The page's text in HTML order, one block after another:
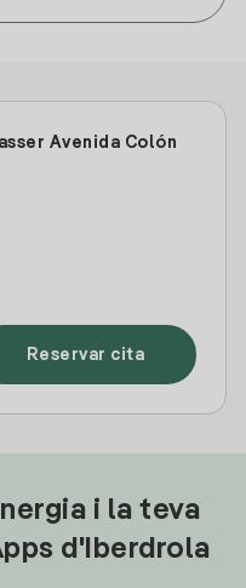
Avenida Colón
Reservar cita
i la teva
d'Iberdrola